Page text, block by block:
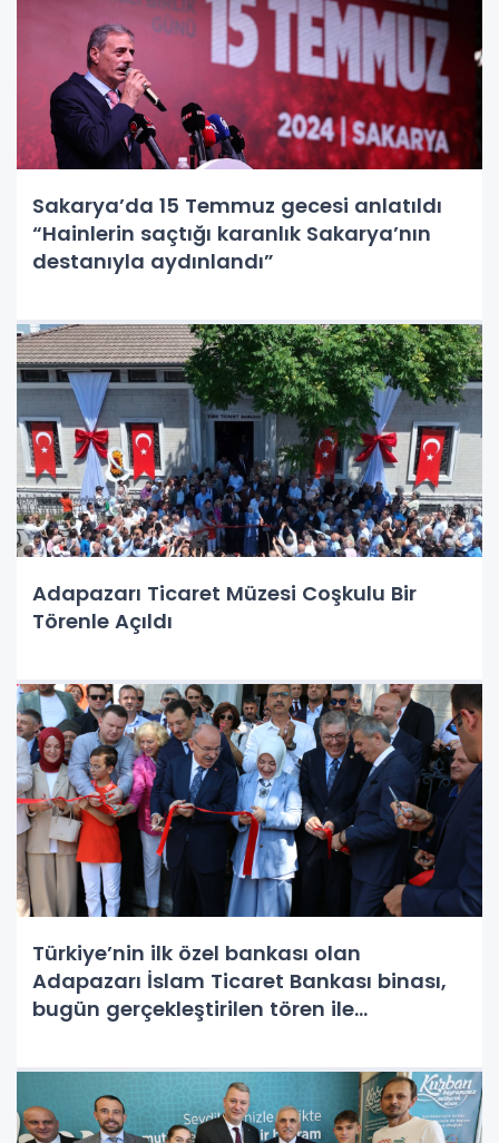
Sakarya’da 15 Temmuz gecesi anlatıldı
“Hainlerin saçtığı karanlık Sakarya’nın
destanıyla aydınlandı”
Adapazarı Ticaret Müzesi Coşkulu Bir
Törenle Açıldı
Türkiye’nin ilk özel bankası olan
Adapazarı İslam Ticaret Bankası binası,
bugün gerçekleştirilen tören ile